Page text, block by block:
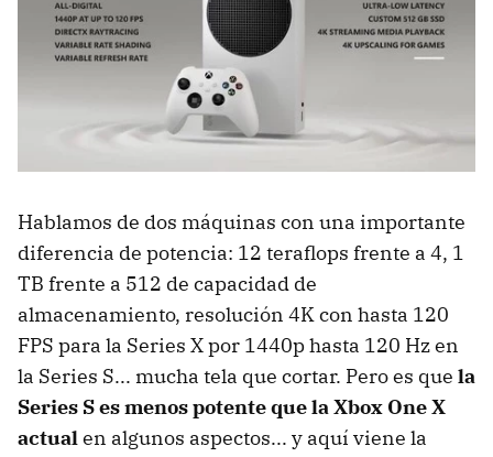
Hablamos de dos máquinas con una importante
diferencia de potencia: 12 teraflops frente a 4, 1
TB frente a 512 de capacidad de
almacenamiento, resolución 4K con hasta 120
FPS para la Series X por 1440p hasta 120 Hz en
la Series S... mucha tela que cortar. Pero es que la
Series S es menos potente que la Xbox One X
actualen algunos aspectos... y aquí viene la